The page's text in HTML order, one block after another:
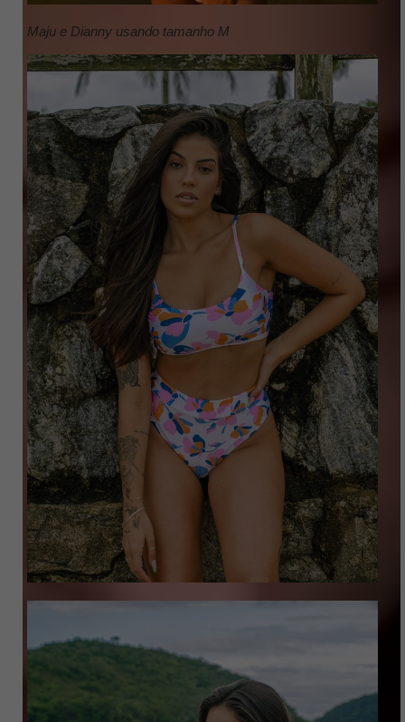
Maju e Dianny usando tamanho M